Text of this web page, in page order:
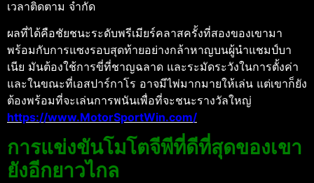
เวลาติดตาม จํากัด
ผลที่ได้คือชัยชนะระดับพรีเมียร์คลาสครั้งที่สองของเขามา
พร้อมกับการแซงรอบสุดท้ายอย่างกล้าหาญบนผู้นําแชมป์บา
เนีย มันต้องใช้การขี่ที่ชาญฉลาด และระมัดระวังในการตั้งค่า
และในขณะที่เอสปาร์กาโร อาจมีไพ่มากมายให้เล่น แต่เขาก็ยัง
ต้องพร้อมที่จะเล่นการพนันเพื่อที่จะชนะรางวัลใหญ่
https://www.MotorSportWin.com/
การแข่งขันโมโตจีพีที่ดีที่สุดของเขา
ยังอีกยาวไกล